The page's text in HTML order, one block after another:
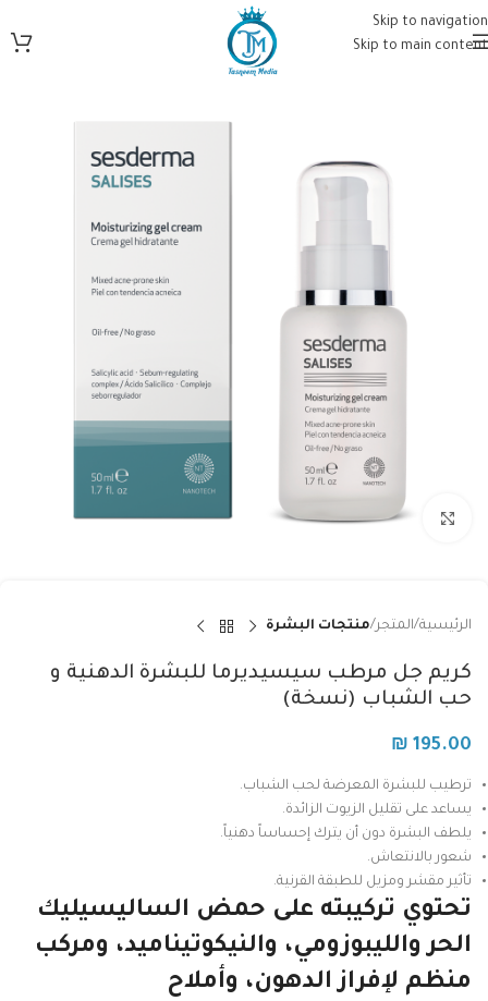
Skip to navigation
Skip to main content
Click to enlarge
الرئيسية المتجر منتجات البشرة
كريم جل مرطب سيسيديرما للبشرة الدهنية و
حب الشباب (نسخة)
₪ 195.00
ترطيب للبشرة المعرضة لحب الشباب.
يساعد على تقليل الزيوت الزائدة.
يلطف البشرة دون أن يترك إحساساً دهنياً.
شعور بالانتعاش.
تأثير مقشر ومزيل للطبقة القرنية.
تحتوي تركيبته على حمض الساليسيليك
الحر والليبوزومي، والنيكوتيناميد، ومركب
منظم لإفراز الدهون، وأملاح